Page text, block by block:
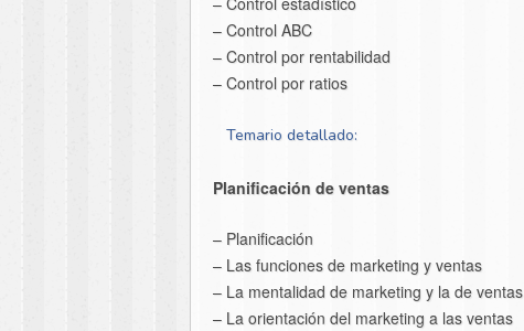
– Control ABC
– Control por rentabilidad
– Control por ratios
Temario detallado:
Planificación de ventas
– Planificación
– Las funciones de marketing y ventas
– La mentalidad de marketing y la de ventas
– La orientación del marketing a las ventas